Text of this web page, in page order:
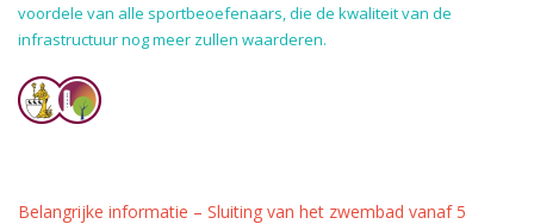
voordele van alle sportbeoefenaars, die de kwaliteit van de
infrastructuur nog meer zullen waarderen.
Belangrijke informatie – Sluiting van het zwembad vanaf 5